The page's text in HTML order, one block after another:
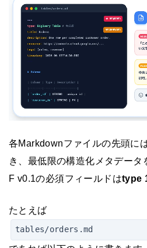
各Markdownファイルの先頭に
き、最低限の構造化メタデータ
F v0.1の必須フィールドはtype
たとえば
tables/orders.md